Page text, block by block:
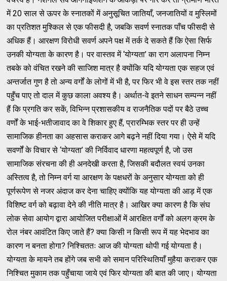
में 20 साल से ऊपर के स्नातकों में अनुसूचित जातियाँ, जनजातियों व मुस्लिमों
का प्रतिशत मुश्किल से एक फीसदी है, जबकि सवर्ण स्नातक पाँच फीसदी से
अधिक हैं। आरक्षण विरोधी सवर्ण अपने पक्ष में तर्क दे सकते हैं कि ऐसा सिर्फ
उनकी योग्यता के कारण है। पर वास्तव में ‘योग्यता’ का राग अलापना निम्न
तबके को वंचित रखने की साजिश मात्र है क्योंकि यदि योग्यता एक सहज एवं
अन्तर्जात गुण है तो अन्य वर्गों के लोगों में भी है, पर फिर भी वे इस स्तर तक नहीं
पहुँच पाए तो दाल में कुछ काला अवश्य है। अर्थात-वे इतने साधन सम्पन्न नहीं
हैं कि प्रगति कर सकें, विभिन्न प्रशासकीय व राजनैतिक पदों पर बैठे उच्च
वर्णों के भाई-भतीजावाद का वे शिकार हुए हैं, प्रारम्भिक स्तर पर ही उन्हें
सामाजिक हीनता का अहसास कराकर आगे बढ़ने नहीं दिया गया। ऐसे में यदि
सवर्णों के विचार से ‘योग्यता’ की निर्विवाद धारणा महत्वपूर्ण है, जो उस
सामाजिक संरचना की ही अनदेखी करता है, जिसकी बदौलत स्वयं उनका
अस्तित्व है, तो निम्न वर्ग या आरक्षण के पक्षधरों के अनुसार योग्यता को ही
पूर्णरूपेण से नजर अंदाज कर देना चाहिए क्योंकि यह योग्यता की आड़ में एक
विशिष्ट वर्ग को बढ़ावा देने की नीति मात्र है। आखिर क्या कारण है कि संघ
लोक सेवा आयोग द्वारा आयोजित परीक्षाओं में आरक्षित वर्गों को अलग क्रम के
रोल नंबर आवंटित किए जाते हैं? क्या किसी न किसी रूप में यह भेदभाव का
कारण न बनता होगा? निश्चिततः आज की योग्यता थोपी गई योग्यता है।
योग्यता के मायने तब होंगे जब सभी को समान परिस्थितियाँ मुहैया कराकर एक
निश्चित मुकाम तक पहुँचाया जाये एवं फिर योग्यता की बात की जाए। योग्यता